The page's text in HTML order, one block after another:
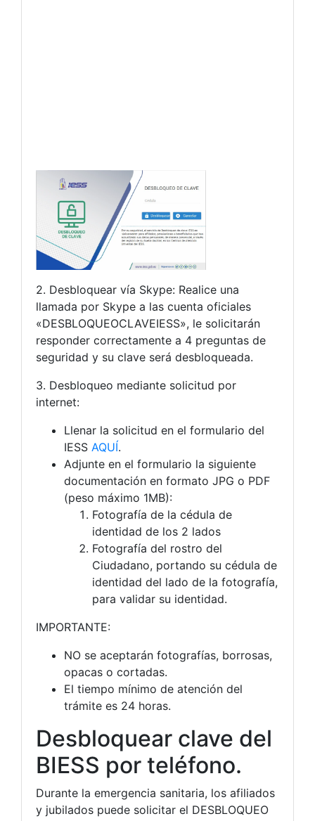
2. Desbloquear vía Skype: Realice una
llamada por Skype a las cuenta oficiales
«DESBLOQUEOCLAVEIESS», le solicitarán
responder correctamente a 4 preguntas de
seguridad y su clave será desbloqueada.
3. Desbloqueo mediante solicitud por
internet:
Llenar la solicitud en el formulario del
IESS AQUÍ.
Adjunte en el formulario la siguiente
documentación en formato JPG o PDF
(peso máximo 1MB):
Fotografía de la cédula de
identidad de los 2 lados
Fotografía del rostro del
Ciudadano, portando su cédula de
identidad del lado de la fotografía,
para validar su identidad.
IMPORTANTE:
NO se aceptarán fotografías, borrosas,
opacas o cortadas.
El tiempo mínimo de atención del
trámite es 24 horas.
Desbloquear clave del
BIESS por teléfono.
Durante la emergencia sanitaria, los afiliados
y jubilados puede solicitar el DESBLOQUEO